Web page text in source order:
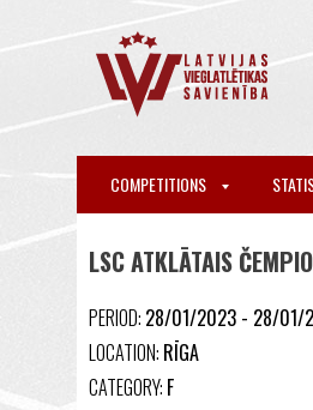
COMPETITIONS
LSC ATKLĀTAIS
PERIOD: 28/01/2023 - 28/01/
LOCATION: RĪGA
CATEGORY: F